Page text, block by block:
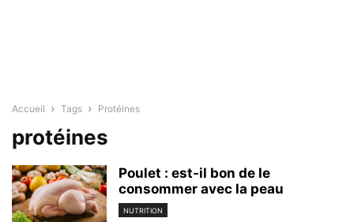
Accueil Tags Protéines
protéines
Poulet : est-il bon de le
consommer avec la peau
NUTRITION